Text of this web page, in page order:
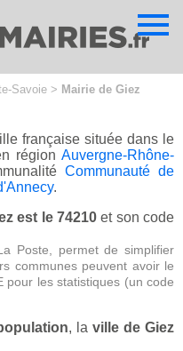
Savoie > Mairie de Giez
française située dans le
régionAuvergne-Rhône-
Communauté de
.
est le 74210 et son code
Poste, permet de simplifier
communes peuvent avoir le
pour les statistiques (un code
, la ville de Giez